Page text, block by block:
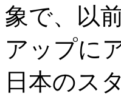
象で、以
アップに
日本のス